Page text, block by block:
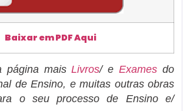
Baixar em PDF Aqui
página maisLivros/ eExames do
de Ensino, e muitas outras obras
o seu processo de Ensino e/